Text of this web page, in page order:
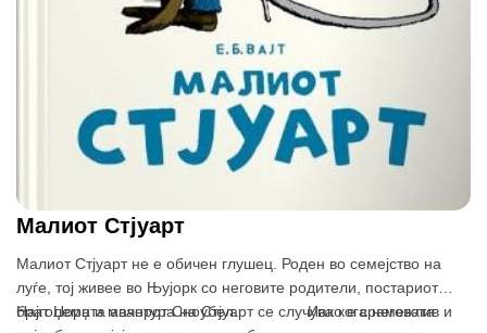
Малиот Стјуарт
Малиот Стјуарт не е обичен глушец. Роден во семејство на
луѓе, тој живее во Њујорк со неговите родители, постариот
брат Џорџ и мачорот Сноубел. Иако е срамежлив и
Најголемата авантура на Стјуарт се случува кога неговата